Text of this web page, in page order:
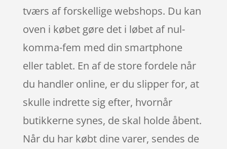
tværs af forskellige webshops. Du kan
oven i købet gøre det i løbet af nul-
komma-fem med din smartphone
eller tablet. En af de store fordele når
du handler online, er du slipper for, at
skulle indrette sig efter, hvornår
butikkerne synes, de skal holde åbent.
Når du har købt dine varer, sendes de